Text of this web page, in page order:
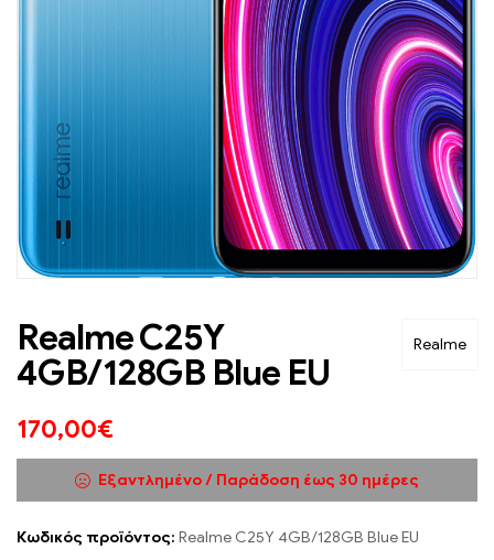
Realme
Realme C25Y
4GB/128GB Blue EU
170,00€
Εξαντλημένο / Παράδοση έως 30 ημέρες
Κωδικός προϊόντος: Realme C25Y 4GB/128GB Blue EU